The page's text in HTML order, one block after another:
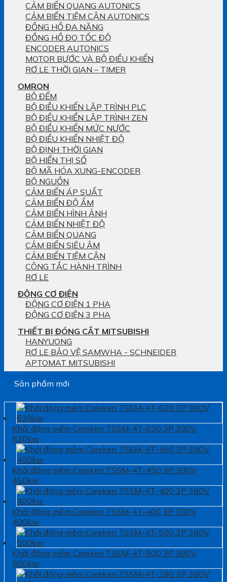
CẢM BIẾN QUANG AUTONICS
CẢM BIẾN TIỆM CẬN AUTONICS
ĐỒNG HỒ ĐA NĂNG
ĐỒNG HỒ ĐO TỐC ĐỘ
ENCODER AUTONICS
MOTOR BƯỚC VÀ BỘ ĐIỀU KHIỂN
RƠ LE THỜI GIAN – TIMER
OMRON
BỘ ĐẾM
BỘ ĐIỀU KHIỂN LẬP TRÌNH PLC
BỘ ĐIỀU KHIỂN LẬP TRÌNH ZEN
BỘ ĐIỀU KHIỂN MỨC NƯỚC
BỘ ĐIỀU KHIỂN NHIỆT ĐỘ
BỘ ĐỊNH THỜI GIAN
BỘ HIỂN THỊ SỐ
BỘ MÃ HÓA XUNG-ENCODER
BỘ NGUỒN
CẢM BIẾN ÁP SUẤT
CẢM BIẾN ĐỘ ẨM
CẢM BIẾN HÌNH ẢNH
CẢM BIẾN NHIỆT ĐỘ
CẢM BIẾN QUANG
CẢM BIẾN SIÊU ÂM
CẢM BIẾN TIỆM CẬN
CÔNG TẮC HÀNH TRÌNH
RƠ LE
ĐỘNG CƠ ĐIỆN
ĐỘNG CƠ ĐIỆN 1 PHA
ĐỘNG CƠ ĐIỆN 3 PHA
THIẾT BỊ ĐÓNG CẮT MITSUBISHI
HANYUONG
RƠ LE BẢO VỆ SAMWHA - SCHNEIDER
APTOMAT MITSUBISHI
Sản phẩm mới
Khởi động mềm Coreken TSSM-4T-630 3P 380V
630kw
Khởi động mềm Coreken TSSM-4T-450 3P 380V
450kw
Khởi động mềm Coreken TSSM-4T-400 3P 380V
400kw
Khởi động mềm Coreken TSSM-4T-500 3P 380V
500kw